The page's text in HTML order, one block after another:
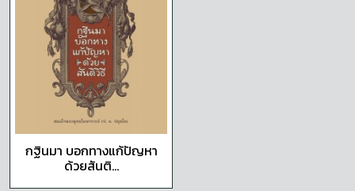
กฐินมา บอกทางแก้ปัญหา
ด้วยสันติ...